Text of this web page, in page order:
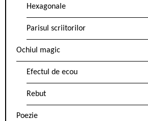
Hexagonale
Parisul scriitorilor
Ochiul magic
Efectul de ecou
Rebut
Poezie